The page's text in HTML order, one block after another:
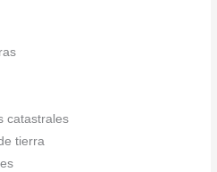
catastrales
tierra